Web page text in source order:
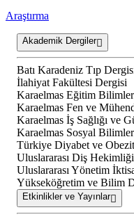
Araştırma
Akademik Dergiler
Batı Karadeniz Tıp
İlahiyat Fakültesi Dergisi
Karaelmas Eğitim
Karaelmas Fen ve
Karaelmas İş Sağlığı ve
Karaelmas Sosyal
Türkiye Diyabet ve
Uluslararası Diş
Uluslararası Yönetim
Yükseköğretim ve Bilim
Etkinlikler ve Yayınlar